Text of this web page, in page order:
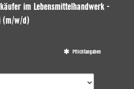
im Lebensmittelhandwerk -
(m/w/d)
Pflichtangaben